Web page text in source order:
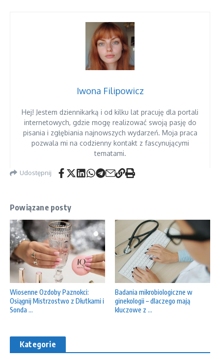
Iwona Filipowicz
Hej! Jestem dziennikarką i od kilku lat pracuję dla portali
internetowych, gdzie mogę realizować swoją pasję do
pisania i zgłębiania najnowszych wydarzeń. Moja praca
pozwala mi na codzienny kontakt z fascynującymi
tematami.
Udostępnij
Powiązane posty
Wiosenne Ozdoby Paznokci:
Osiągnij Mistrzostwo z Dłutkami i
Sonda ...
Badania mikrobiologiczne w
ginekologii – dlaczego mają
kluczowe z ...
Kategorie